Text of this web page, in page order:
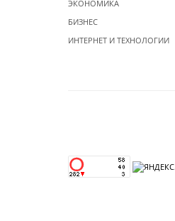
ЭКОНОМИКА
БИЗНЕС
ИНТЕРНЕТ И ТЕХНОЛОГИИ